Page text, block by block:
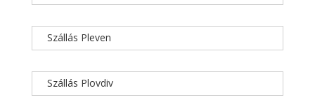
Szállás Pleven
Szállás Plovdiv